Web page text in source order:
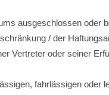
ausgeschlossen oder
/ der
Vertreter oder seiner
fahrlässigen oder